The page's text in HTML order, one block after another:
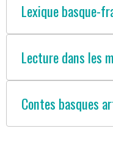
Lexique basque-
Lecture dans les
Contes basques